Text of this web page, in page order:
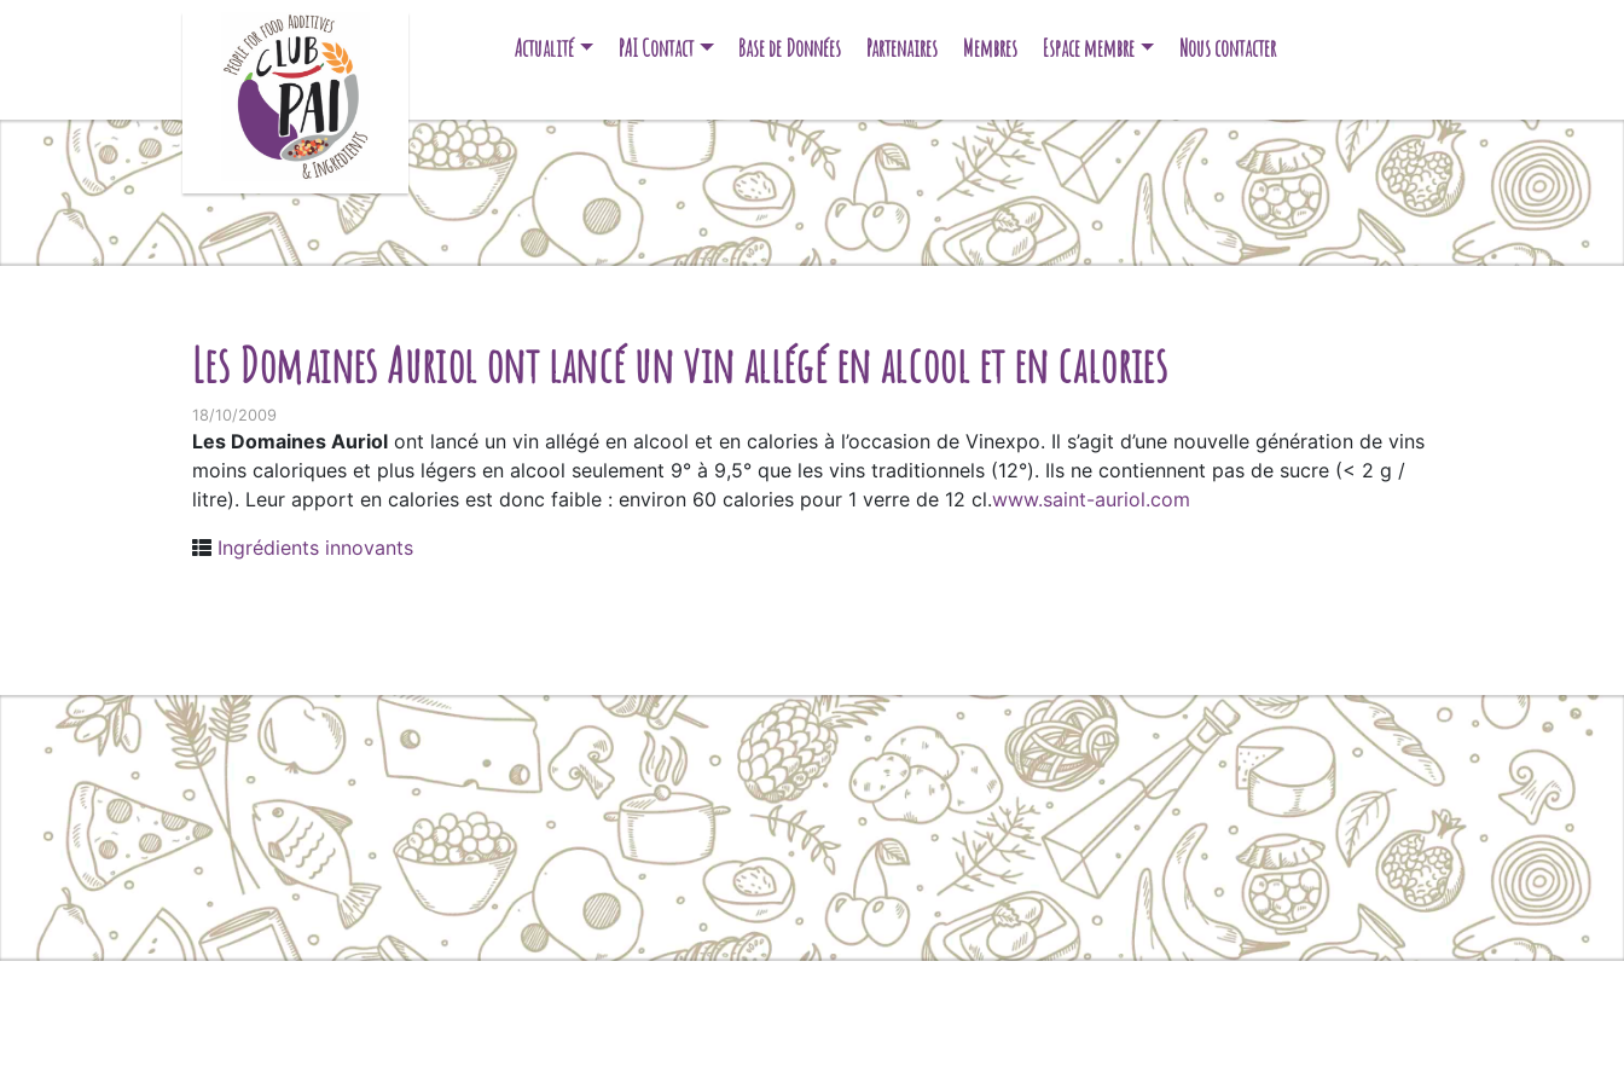
Actualité PAI Contact Base de Données Partenaires Membres Espace membre Nous contacter
Les Domaines Auriol ont lancé un vin allégé en alcool et en calories
18/10/2009
Les Domaines Auriol ont lancé un vin allégé en alcool et en calories à l’occasion de Vinexpo. Il s’agit d’une nouvelle génération de vins
moins caloriques et plus légers en alcool seulement 9° à 9,5° que les vins traditionnels (12°). Ils ne contiennent pas de sucre (< 2 g /
litre). Leur apport en calories est donc faible : environ 60 calories pour 1 verre de 12 cl.www.saint-auriol.com
Ingrédients innovants